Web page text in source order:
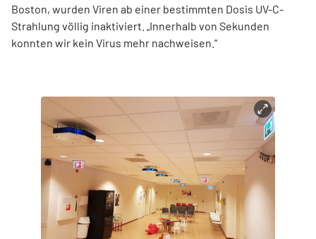
Boston, wurden Viren ab einer bestimmten Dosis UV-C-
Strahlung völlig inaktiviert. „Innerhalb von Sekunden
konnten wir kein Virus mehr nachweisen.“